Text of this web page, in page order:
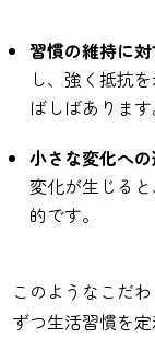
習慣の維持に
し、強く抵抗
ばしばあります
小さな変化へ
変化が生じる
的です。
このようなこだ
ずつ生活習慣を